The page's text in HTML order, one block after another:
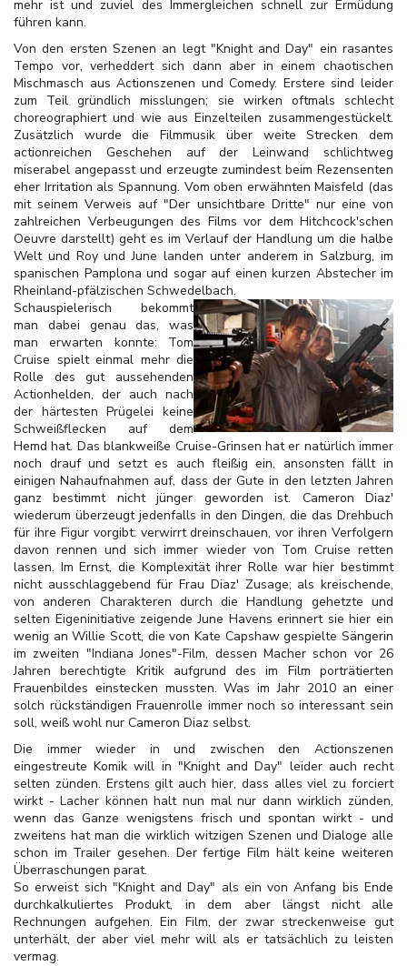
mehr ist und zuviel des Immergleichen schnell zur Ermüdung
führen kann.
Von den ersten Szenen an legt "Knight and Day" ein rasantes
Tempo vor, verheddert sich dann aber in einem chaotischen
Mischmasch aus Actionszenen und Comedy. Erstere sind leider
zum Teil gründlich misslungen; sie wirken oftmals schlecht
choreographiert und wie aus Einzelteilen zusammengestückelt.
Zusätzlich wurde die Filmmusik über weite Strecken dem
actionreichen Geschehen auf der Leinwand schlichtweg
miserabel angepasst und erzeugte zumindest beim Rezensenten
eher Irritation als Spannung. Vom oben erwähnten Maisfeld (das
mit seinem Verweis auf "Der unsichtbare Dritte" nur eine von
zahlreichen Verbeugungen des Films vor dem Hitchcock'schen
Oeuvre darstellt) geht es im Verlauf der Handlung um die halbe
Welt und Roy und June landen unter anderem in Salzburg, im
spanischen Pamplona und sogar auf einen kurzen Abstecher im
Rheinland-pfälzischen Schwedelbach.
Schauspielerisch bekommt
man dabei genau das, was
man erwarten konnte: Tom
Cruise spielt einmal mehr die
Rolle des gut aussehenden
Actionhelden, der auch nach
der härtesten Prügelei keine
Schweißflecken auf dem
Hemd hat. Das blankweiße Cruise-Grinsen hat er natürlich immer
noch drauf und setzt es auch fleißig ein, ansonsten fällt in
einigen Nahaufnahmen auf, dass der Gute in den letzten Jahren
ganz bestimmt nicht jünger geworden ist. Cameron Diaz'
wiederum überzeugt jedenfalls in den Dingen, die das Drehbuch
für ihre Figur vorgibt: verwirrt dreinschauen, vor ihren Verfolgern
davon rennen und sich immer wieder von Tom Cruise retten
lassen. Im Ernst, die Komplexität ihrer Rolle war hier bestimmt
nicht ausschlaggebend für Frau Diaz' Zusage; als kreischende,
von anderen Charakteren durch die Handlung gehetzte und
selten Eigeninitiative zeigende June Havens erinnert sie hier ein
wenig an Willie Scott, die von Kate Capshaw gespielte Sängerin
im zweiten "Indiana Jones"-Film, dessen Macher schon vor 26
Jahren berechtigte Kritik aufgrund des im Film porträtierten
Frauenbildes einstecken mussten. Was im Jahr 2010 an einer
solch rückständigen Frauenrolle immer noch so interessant sein
soll, weiß wohl nur Cameron Diaz selbst.
Die immer wieder in und zwischen den Actionszenen
eingestreute Komik will in "Knight and Day" leider auch recht
selten zünden. Erstens gilt auch hier, dass alles viel zu forciert
wirkt - Lacher können halt nun mal nur dann wirklich zünden,
wenn das Ganze wenigstens frisch und spontan wirkt - und
zweitens hat man die wirklich witzigen Szenen und Dialoge alle
schon im Trailer gesehen. Der fertige Film hält keine weiteren
Überraschungen parat.
So erweist sich "Knight and Day" als ein von Anfang bis Ende
durchkalkuliertes Produkt, in dem aber längst nicht alle
Rechnungen aufgehen. Ein Film, der zwar streckenweise gut
unterhält, der aber viel mehr will als er tatsächlich zu leisten
vermag.